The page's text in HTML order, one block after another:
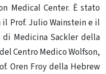
Medical Center. È stato
Prof. Julio Wainstein e il
di Medicina Sackler della
Centro Medico Wolfson,
Oren Froy della Hebrew